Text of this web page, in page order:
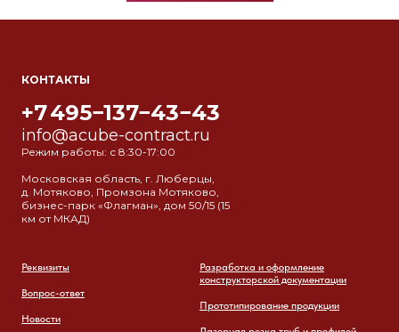
КОНТАКТЫ
+7 495−137−43−43
info@acube-contract.ru
Режим работы: с 8:30-17:00
Московская область, г. Люберцы,
д. Мотяково, Промзона Мотяково,
бизнес-парк «Флагман», дом 50/15 (15
км от МКАД)
Реквизиты
Вопрос-ответ
Новости
Разработка и оформление
конструкторской документации
Прототипирование продукции